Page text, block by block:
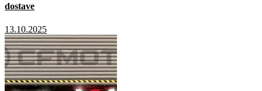
dostave
13.10.2025